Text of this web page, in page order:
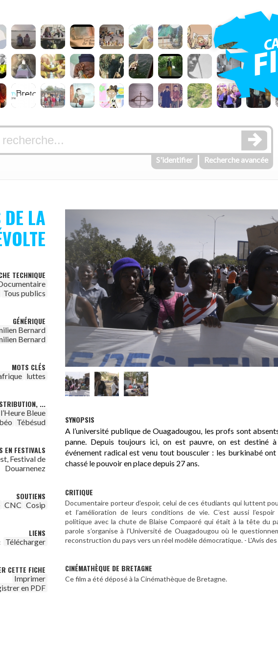
S'identifier Recherche avancée
DE LA
TECHNIQUE
Tous publics
GÉNÉRIQUE
Bernard
Bernard
MOTS CLÉS
luttes
...
Bleue
Tébésud
EN FESTIVALS
Festival de
Douarnenez
SOUTIENS
CNC Cosip
LIENS
Télécharger
CETTE FICHE
Imprimer
en PDF
SYNOPSIS
A l’université publique de Ouagadougou, les profs sont
panne. Depuis toujours ici, on est pauvre, on est destiné
événement radical est venu tout bousculer : les burkinabé
chassé le pouvoir en place depuis 27 ans.
CRITIQUE
Documentaire porteur d’espoir, celui de ces étudiants qui luttent
et l’amélioration de leurs conditions de vie. C’est aussi l’espoir
politique avec la chute de Blaise Compaoré qui était à la tête du
parole s’organise à l’Université de Ouagadougou où le
reconstruction du pays vers un réel modèle démocratique. - L'Avis
CINÉMATHÈQUE DE BRETAGNE
Ce film a été déposé à la Cinémathèque de Bretagne.